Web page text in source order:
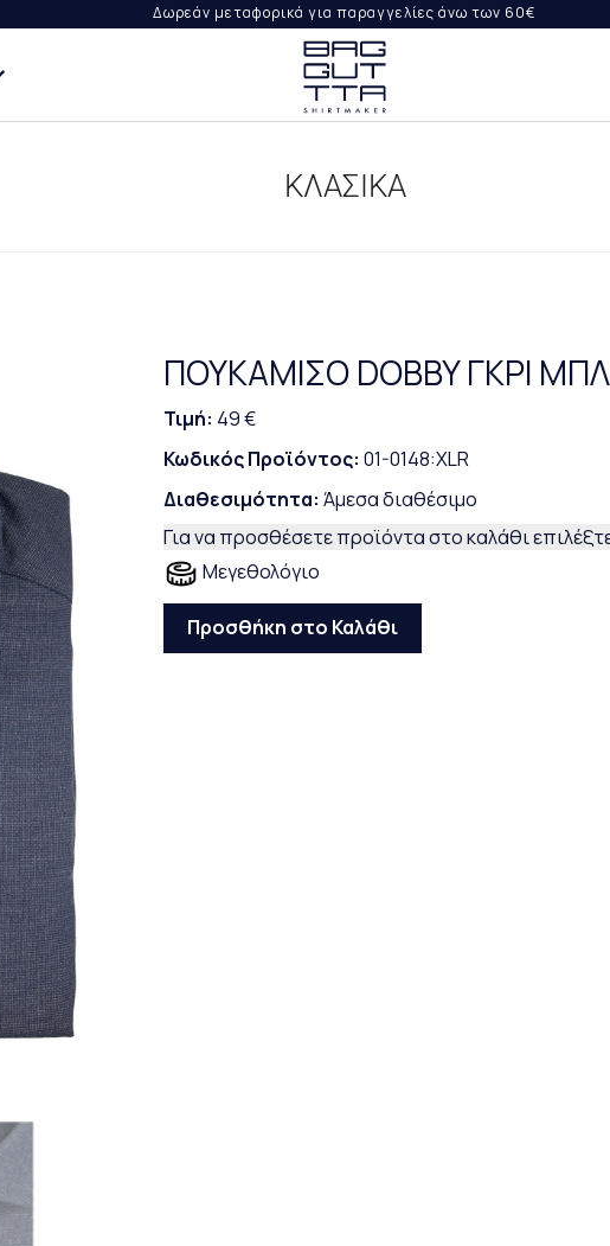
Δωρεάν μεταφορικά για παραγγελίες άνω των 60€
ΚΛΑΣΙΚΑ
ΠΟΥΚΑΜΙΣΟ DOBBY ΓΚΡΙ
Τιμή: 49 €
Κωδικός Προϊόντος: 01-0148:XLR
Διαθεσιμότητα: Άμεσα διαθέσιμο
Για να προσθέσετε προϊόντα στο καλάθι
Μεγεθολόγιο
Προσθήκη στο Καλάθι